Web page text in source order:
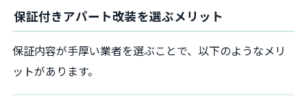
保証付きアパート改装を選ぶメリット
保証内容が手厚い業者を選ぶことで、以下のようなメリ
ットがあります。